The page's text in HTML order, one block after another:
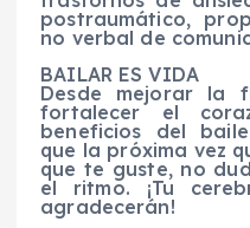
postraumático,
no verbal de
BAILAR ES VIDA
Desde mejorar la
fortalecer el
beneficios del
que la próxima vez
que te guste, no
el ritmo. ¡Tu
agradecerán!